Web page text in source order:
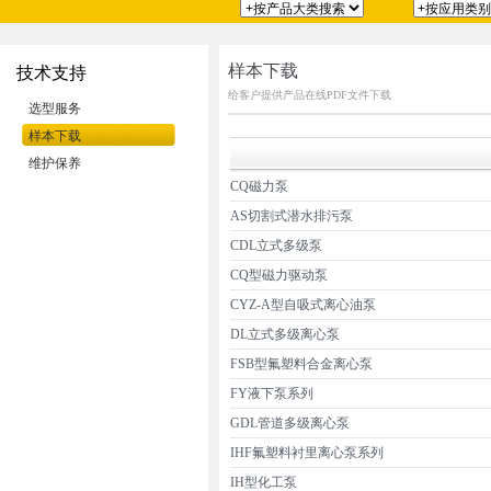
技术支持
选型服务
样本下载
维护保养
样本下载
给客户提供产品在线PDF文件下载
CQ磁力泵
AS切割式潜水排污泵
CDL立式多级泵
CQ型磁力驱动泵
CYZ-A型自吸式离心油泵
DL立式多级离心泵
FSB型氟塑料合金离心泵
FY液下泵系列
GDL管道多级离心泵
IHF氟塑料衬里离心泵系列
IH型化工泵